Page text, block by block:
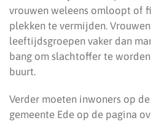
vrouwen weleens omloopt of
plekken te vermijden.
leeftijdsgroepen vaker dan
bang om slachtoffer te
buurt.
Verder moeten inwoners op
gemeente Ede op de pagina